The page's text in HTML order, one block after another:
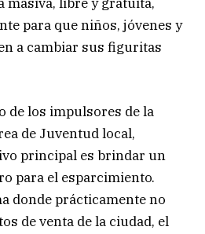
para que niños, jóvenes y
a cambiar sus figuritas
de los impulsores de la
de Juventud local,
principal es brindar un
para el esparcimiento.
donde prácticamente no
de venta de la ciudad, el